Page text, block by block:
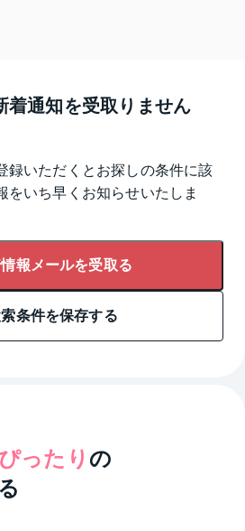
着通知を受取りません
録いただくとお探しの条件に該
をいち早くお知らせいたしま
報メールを受取る
条件を保存する
ったり の